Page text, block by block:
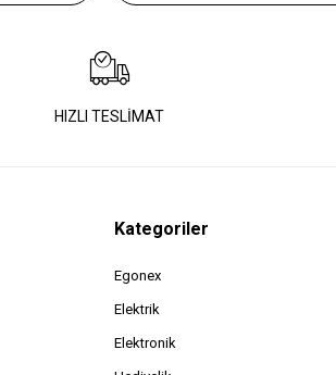
Kaplı Gövde) (8 Saat
HIZLI TESLİMAT
Kategoriler
Egonex
Elektrik
Elektronik